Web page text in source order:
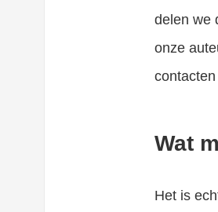
delen we
onze
Wat
Het is